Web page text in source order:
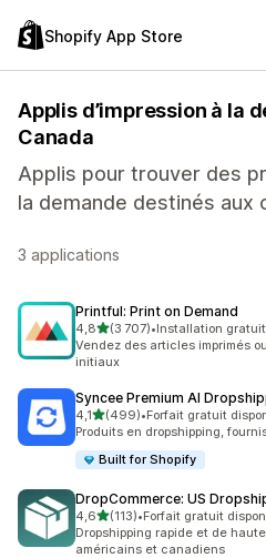
Shopify App Store
Applis d’impression à la
Canada
Applis pour trouver des
la demande destinés aux
3 applications
Printful: Print on Demand
4,8étoile(s) sur 5
(3 707)
3707 avis au total
•Installation
Vendez des articles imprimés
initiaux
Syncee Premium AI
4,1étoile(s) sur 5
(499)
499 avis au total
•Forfait gratuit
Produits en dropshipping,
Built for Shopify
DropCommerce: US
4,6étoile(s) sur 5
(113)
113 avis au total
•Forfait gratuit
Dropshipping rapide et de
américains et canadiens